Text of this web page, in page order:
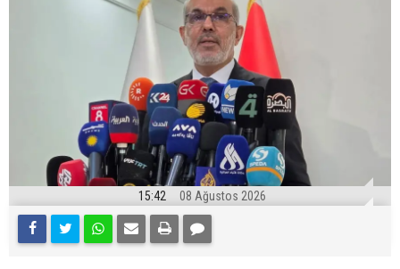
15:42 08 Ağustos 2026